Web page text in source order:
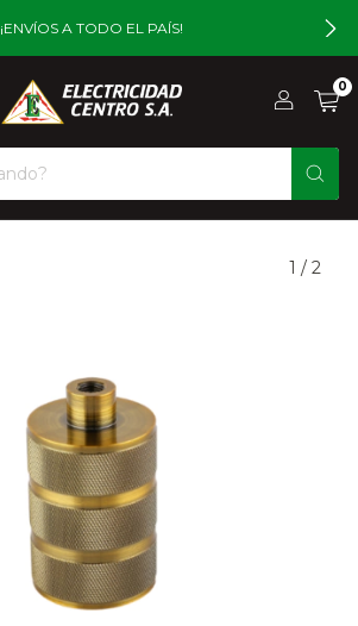
¡ENVÍOS A TODO EL PAÍS!
0
1 / 2